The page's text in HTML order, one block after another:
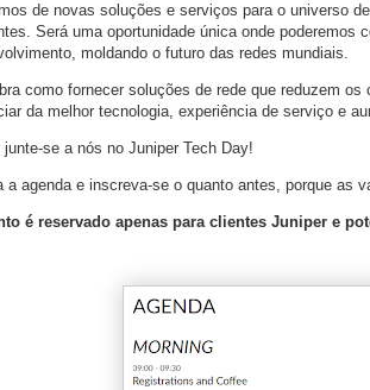
de novas soluções e serviços para o universo
Será uma oportunidade única onde
moldando o futuro das redes mundiais.
como fornecer soluções de rede que reduzem
da melhor tecnologia, experiência de serviço e
junte-se a nós no Juniper Tech Day!
a agenda e inscreva-se o quanto antes, porque as
é reservado apenas para clientes Juniper e